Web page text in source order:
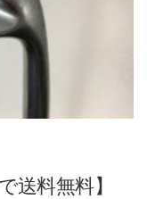
送料無料】